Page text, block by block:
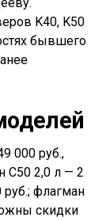
K40, K50
бывшего
000 руб.,
С50 2,0 л — 2
флагман
скидки